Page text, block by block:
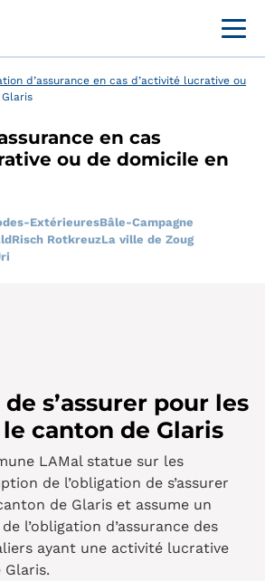
Menü
d’assurance en cas d’activité lucrative ou
Glaris
en cas
ou de domicile en
ExtérieuresBâle-Campagne
Risch RotkreuzLa ville de Zoug
s’assurer pour les
canton de Glaris
LAMal statue sur les
de l’obligation de s’assurer
de Glaris et assume un
l’obligation d’assurance des
ayant une activité lucrative